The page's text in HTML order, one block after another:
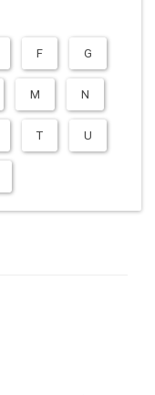
F G
M N
T U